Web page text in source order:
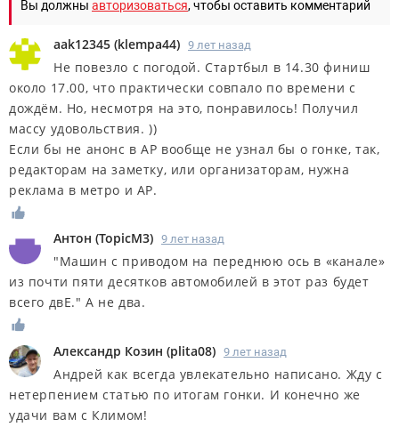
Вы должны авторизоваться, чтобы оставить комментарий
aak12345 (klempa44) 9 лет назад
Не повезло с погодой. Стартбыл в 14.30 финиш
около 17.00, что практически совпало по времени с
дождём. Но, несмотря на это, понравилось! Получил
массу удовольствия. ))
Если бы не анонс в АР вообще не узнал бы о гонке, так,
редакторам на заметку, или организаторам, нужна
реклама в метро и АР.
Антон (TopicM3) 9 лет назад
"Машин с приводом на переднюю ось в «канале»
из почти пяти десятков автомобилей в этот раз будет
всего двЕ." А не два.
Александр Козин (plita08) 9 лет назад
Андрей как всегда увлекательно написано. Жду с
нетерпением статью по итогам гонки. И конечно же
удачи вам с Климом!